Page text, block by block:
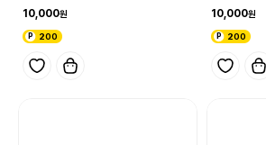
10,000
200
10,000
200